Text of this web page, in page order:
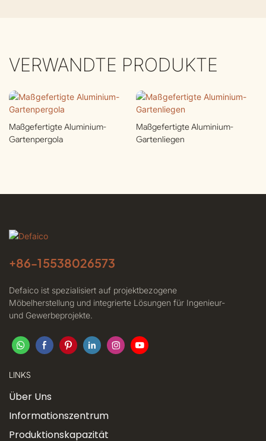
VERWANDTE PRODUKTE
Maßgefertigte Aluminium-
Gartenpergola
Maßgefertigte Aluminium-
Gartenliegen
+86-15538026573
Defaico ist spezialisiert auf projektbezogene
Möbelherstellung und integrierte Lösungen für Ingenieur-
und Gewerbeprojekte.
LINKS
Über Uns
Informationszentrum
Produktionskapazität